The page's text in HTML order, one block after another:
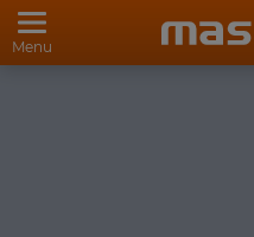
Menu